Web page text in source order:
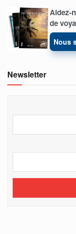
Aidez-
de
Nous
Newsletter